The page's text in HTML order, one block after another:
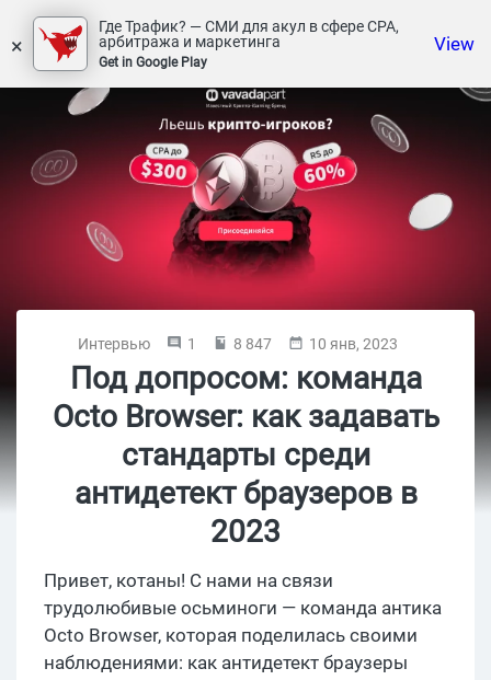
×
Где Трафик? — СМИ для акул в сфере СРА,
арбитража и маркетинга
Get in Google Play
View
Интервью 1 8 847 10 янв, 2023
Под допросом: команда
Octo Browser: как задавать
стандарты среди
антидетект браузеров в
2023
Привет, котаны! С нами на связи
трудолюбивые осьминоги — команда антика
Octo Browser, которая поделилась своими
наблюдениями: как антидетект браузеры